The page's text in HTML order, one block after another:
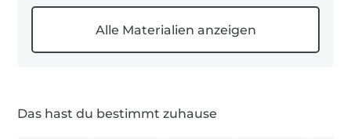
➡️ Jetzt kostenlose Anleitung entdecken und
losnähen!
0,5 m Jute
Das hast du bestimmt zuhause